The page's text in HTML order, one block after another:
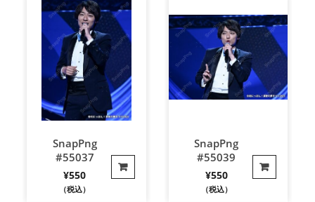
SnapPng
#55037
¥550
（税込）
SnapPng
#55039
¥550
（税込）